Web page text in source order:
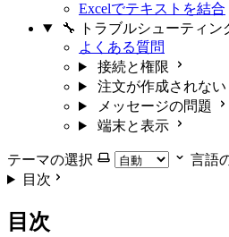
Excelでテキストを結合
🔧 トラブルシューティン
よくある質問
接続と権限
注文が作成されない
メッセージの問題
端末と表示
テーマの選択
言語
目次
目次